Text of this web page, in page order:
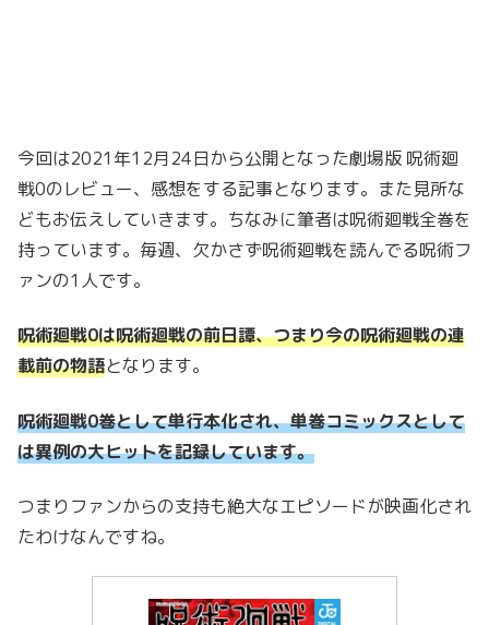
今回は2021年12月24日から公開となった劇場版 呪術廻
戦0のレビュー、感想をする記事となります。また見所な
どもお伝えしていきます。ちなみに筆者は呪術廻戦全巻を
持っています。毎週、欠かさず呪術廻戦を読んでる呪術フ
ァンの1人です。
呪術廻戦0は呪術廻戦の前日譚、つまり今の呪術廻戦の連
載前の物語となります。
呪術廻戦0巻として単行本化され、単巻コミックスとして
は異例の大ヒットを記録しています。
つまりファンからの支持も絶大なエピソードが映画化され
たわけなんですね。